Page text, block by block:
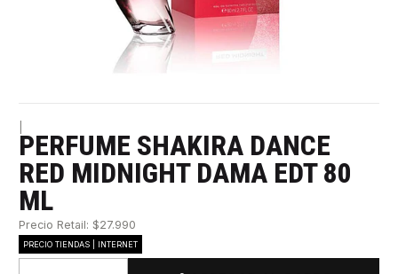
PERFUME SHAKIRA DANCE
RED MIDNIGHT DAMA EDT 80
ML
Precio Retail: $27.990
PRECIO TIENDAS | INTERNET